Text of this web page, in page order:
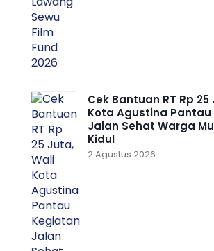
Cek Bantuan RT Rp
Kota Agustina
Jalan Sehat Warga
Kidul
2 Agustus 2026